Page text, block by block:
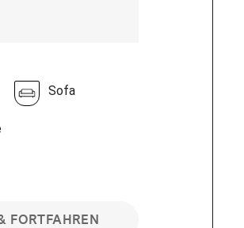
Sofa
FORTFAHREN